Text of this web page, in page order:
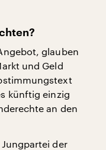
glauben
und Geld
künftig einzig
an den
der